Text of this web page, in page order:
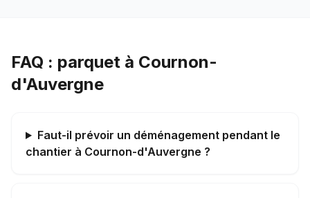
FAQ : parquet à Cournon-
d'Auvergne
Faut-il prévoir un déménagement pendant le
chantier à Cournon-d'Auvergne ?